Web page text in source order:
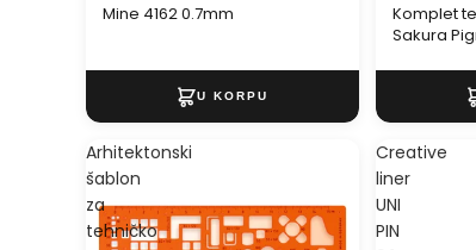
Mine 4162 0.7mm
Komplet
Sakura
Arhitektonski
šablon
za
tehničko
Creative
liner
UNI
PIN